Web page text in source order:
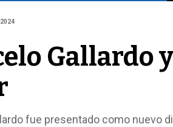
2024
Gallardo
fue presentado como nuevo